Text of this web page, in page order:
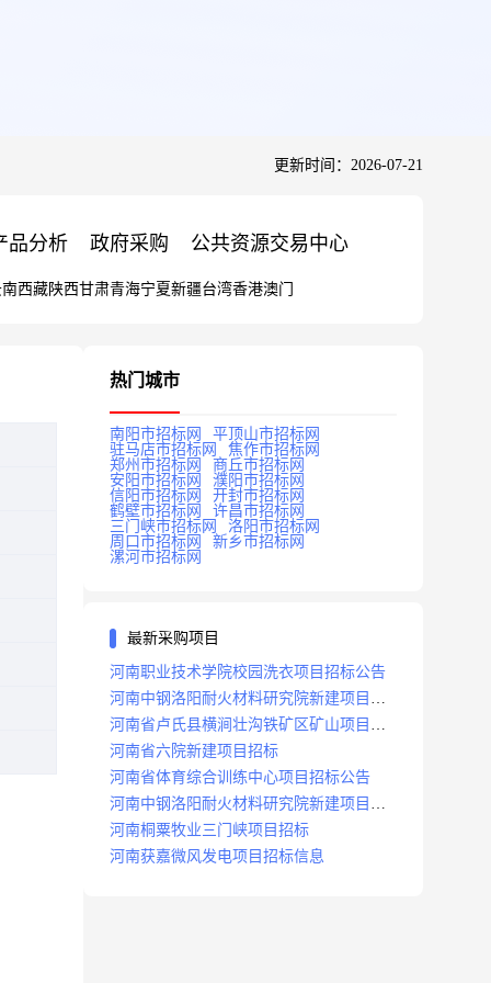
更新时间：2026-07-21
品分析 政府采购 公共资源交易中心
西藏陕西甘肃青海宁夏新疆台湾香港澳门
热门城市
南阳市招标网
平顶山市招标网
驻马店市招标网
焦作市招标网
郑州市招标网
商丘市招标网
安阳市招标网
濮阳市招标网
信阳市招标网
开封市招标网
鹤壁市招标网
许昌市招标网
三门峡市招标网
洛阳市招标网
周口市招标网
新乡市招标网
漯河市招标网
最新采购项目
河南职业技术学院校园洗衣项目招标公告
河南中钢洛阳耐火材料研究院新建项目招
标
河南省卢氏县横涧壮沟铁矿区矿山项目招
标公告
河南省六院新建项目招标
河南省体育综合训练中心项目招标公告
河南中钢洛阳耐火材料研究院新建项目招
标
河南桐粟牧业三门峡项目招标
河南获嘉微风发电项目招标信息